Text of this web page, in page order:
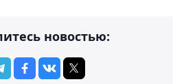
новостью: